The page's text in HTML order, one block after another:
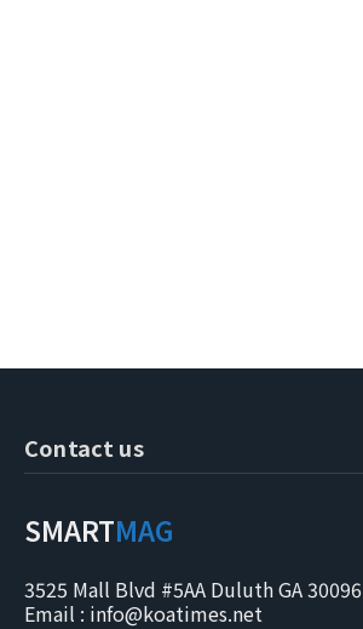
Contact us
SMARTMAG
3525 Mall Blvd #5AA Duluth GA 30096
Email : info@koatimes.net